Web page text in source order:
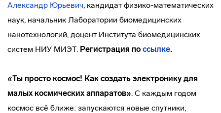
Александр Юрьевич, кандидат физико-математических
наук, начальник Лаборатории биомедицинских
нанотехнологий, доцент Института биомедицинских
систем НИУ МИЭТ. Регистрация по ссылке.
«Ты просто космос! Как создать электронику для
малых космических аппаратов». С каждым годом
космос всё ближе: запускаются новые спутники,